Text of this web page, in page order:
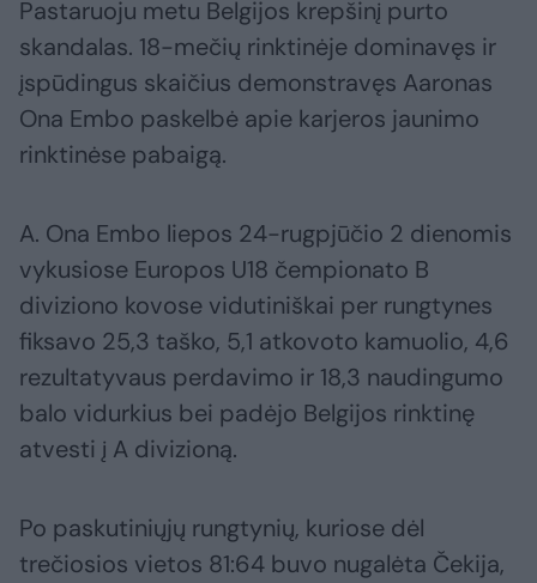
Pastaruoju metu Belgijos krepšinį purto
skandalas. 18-mečių rinktinėje dominavęs ir
įspūdingus skaičius demonstravęs Aaronas
Ona Embo paskelbė apie karjeros jaunimo
rinktinėse pabaigą.
A. Ona Embo liepos 24-rugpjūčio 2 dienomis
vykusiose Europos U18 čempionato B
diviziono kovose vidutiniškai per rungtynes
fiksavo 25,3 taško, 5,1 atkovoto kamuolio, 4,6
rezultatyvaus perdavimo ir 18,3 naudingumo
balo vidurkius bei padėjo Belgijos rinktinę
atvesti į A divizioną.
Po paskutiniųjų rungtynių, kuriose dėl
trečiosios vietos 81:64 buvo nugalėta Čekija,